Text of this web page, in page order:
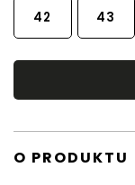
42 43
O PRODUKTU